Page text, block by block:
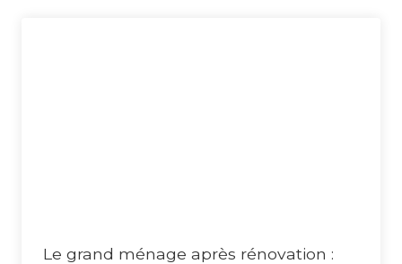
Le grand ménage après rénovation :